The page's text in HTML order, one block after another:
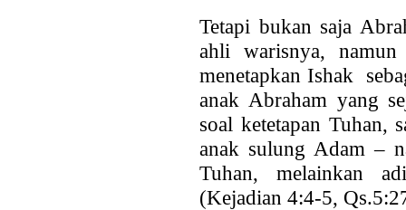
Tetapi bukan saja
ahli warisnya,
menetapkan Ishak
anak Abraham yang
soal ketetapan Tuhan,
anak sulung Adam –
Tuhan, melainkan
(Kejadian 4:4-5,